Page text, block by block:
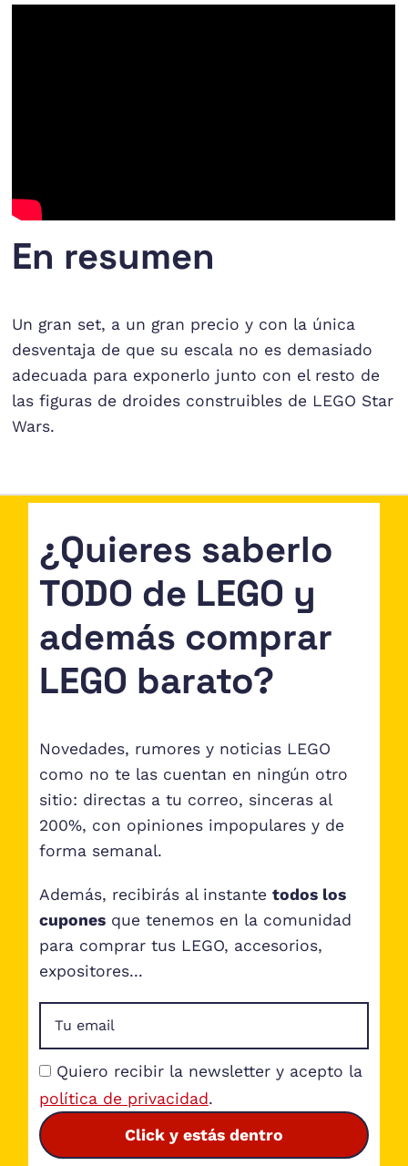
En resumen
Un gran set, a un gran precio y con la única
desventaja de que su escala no es demasiado
adecuada para exponerlo junto con el resto de
las figuras de droides construibles de LEGO Star
Wars.
¿Quieres saberlo
TODO de LEGO y
además comprar
LEGO barato?
Novedades, rumores y noticias LEGO
como no te las cuentan en ningún otro
sitio: directas a tu correo, sinceras al
200%, con opiniones impopulares y de
forma semanal.
Además, recibirás al instante todos los
cuponesque tenemos en la comunidad
para comprar tus LEGO, accesorios,
expositores...
Quiero recibir la newsletter y acepto la
política de privacidad.
Click y estás dentro